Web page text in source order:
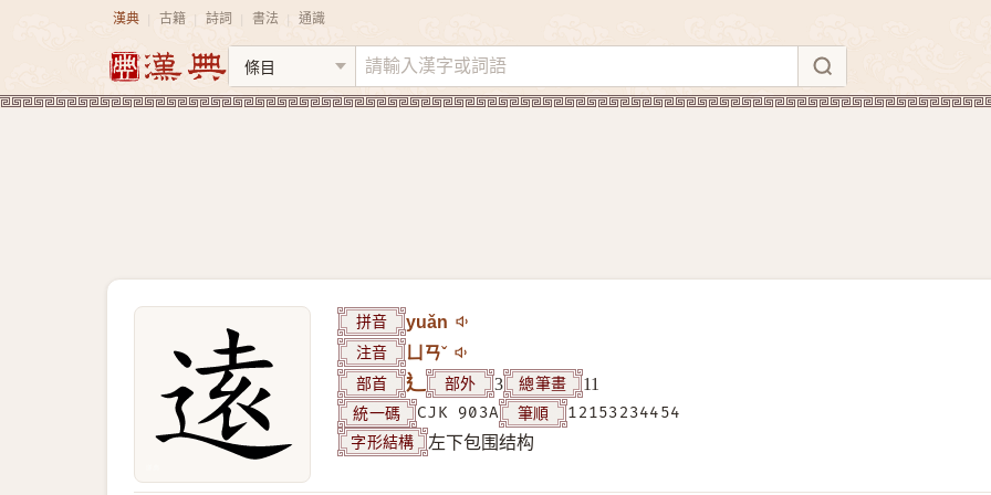
漢典 古籍 詩詞 書法 通識
拼音 yuǎn
注音 ㄩㄢˇ
部首 辶 部外 3 總筆畫 11
統一碼 CJK 903A 筆順 12153234454
字形結構 左下包围结构